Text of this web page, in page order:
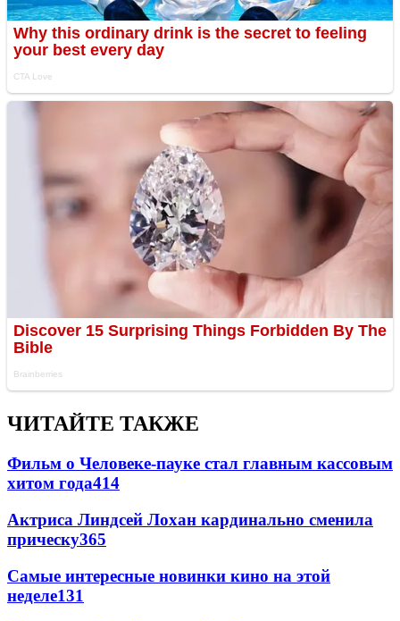
ЧИТАЙТЕ ТАКЖЕ
Фильм о Человеке-пауке стал главным кассовым
хитом года414
Актриса Линдсей Лохан кардинально сменила
прическу365
Самые интересные новинки кино на этой
неделе131